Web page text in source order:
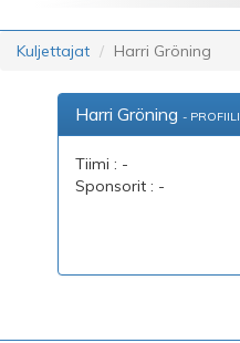
Kuljettajat Harri Gröning
Harri Gröning - PROFIILI
Tiimi : -
Sponsorit : -